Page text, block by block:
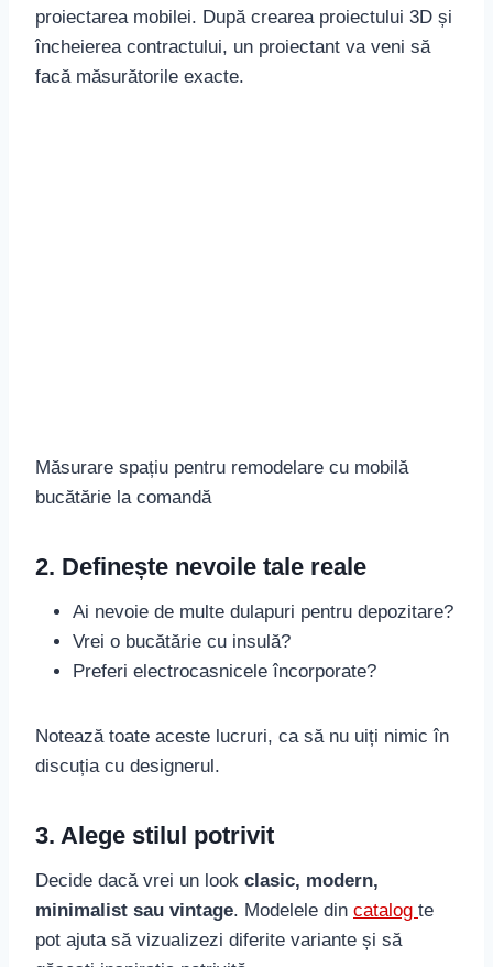
proiectarea mobilei. După crearea proiectului 3D și
încheierea contractului, un proiectant va veni să
facă măsurătorile exacte.
Măsurare spațiu pentru remodelare cu mobilă
bucătărie la comandă
2. Definește nevoile tale reale
Ai nevoie de multe dulapuri pentru depozitare?
Vrei o bucătărie cu insulă?
Preferi electrocasnicele încorporate?
Notează toate aceste lucruri, ca să nu uiți nimic în
discuția cu designerul.
3. Alege stilul potrivit
Decide dacă vrei un look clasic, modern,
minimalist sau vintage. Modelele din catalog te
pot ajuta să vizualizezi diferite variante și să